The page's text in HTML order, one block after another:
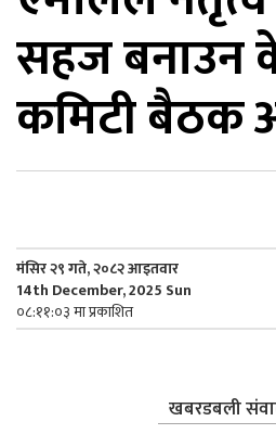
सहज बनाउन
कमिटी बैठक
मंसिर २९ गते, २०८२ आइतवार
14th December, 2025 Sun
०८:११:०३ मा प्रकाशित
खबरडबली